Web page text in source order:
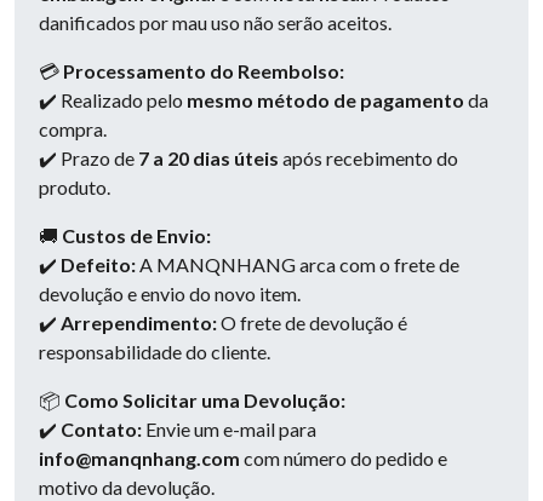
danificados por mau uso não serão aceitos.
💳 Processamento do Reembolso:
✔️ Realizado pelo mesmo método de pagamento da
compra.
✔️ Prazo de 7 a 20 dias úteis após recebimento do
produto.
🚚 Custos de Envio:
✔️ Defeito:A MANQNHANG arca com o frete de
devolução e envio do novo item.
✔️ Arrependimento:O frete de devolução é
responsabilidade do cliente.
📦 Como Solicitar uma Devolução:
✔️ Contato: Envie um e-mail para
info@manqnhang.com com número do pedido e
motivo da devolução.